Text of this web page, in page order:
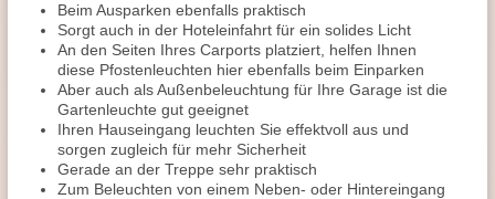
Beim Ausparken ebenfalls praktisch
Sorgt auch in der Hoteleinfahrt für ein solides Licht
An den Seiten Ihres Carports platziert, helfen Ihnen
diese Pfostenleuchten hier ebenfalls beim Einparken
Aber auch als Außenbeleuchtung für Ihre Garage ist die
Gartenleuchte gut geeignet
Ihren Hauseingang leuchten Sie effektvoll aus und
sorgen zugleich für mehr Sicherheit
Gerade an der Treppe sehr praktisch
Zum Beleuchten von einem Neben- oder Hintereingang